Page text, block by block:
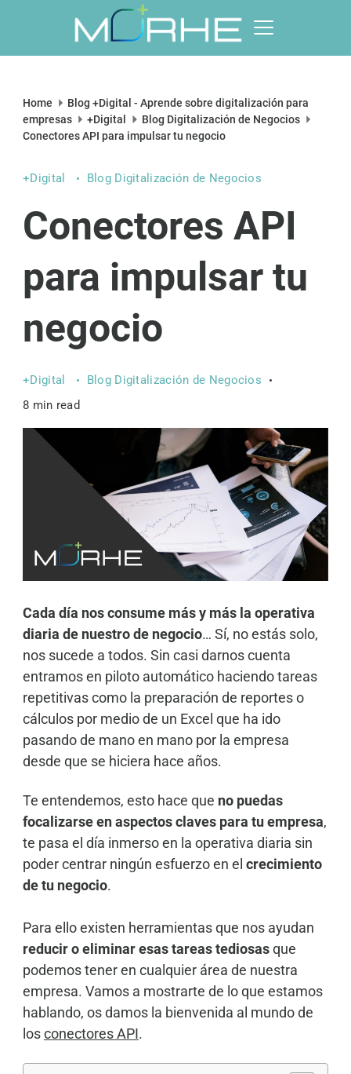
content
Digital
Home
Blog +Digital - Aprende sobre digitalización para
empresas
+Digital
Blog Digitalización de Negocios
Conectores API para impulsar tu negocio
+Digital Blog Digitalización de Negocios
Conectores API
para impulsar tu
negocio
+Digital
Blog Digitalización de Negocios
8 min read
Cada día nos consume más y más la operativa
diaria de nuestro de negocio… Sí, no estás solo,
nos sucede a todos. Sin casi darnos cuenta
entramos en piloto automático haciendo tareas
repetitivas como la preparación de reportes o
cálculos por medio de un Excel que ha ido
pasando de mano en mano por la empresa
desde que se hiciera hace años.
Te entendemos, esto hace que no puedas
focalizarse en aspectos claves para tu empresa,
te pasa el día inmerso en la operativa diaria sin
poder centrar ningún esfuerzo en el crecimiento
de tu negocio.
Para ello existen herramientas que nos ayudan
reducir o eliminar esastareas tediosasque
podemos tener en cualquier área de nuestra
empresa. Vamos a mostrarte de lo que estamos
hablando, os damos la bienvenida al mundo de
losconectores API.